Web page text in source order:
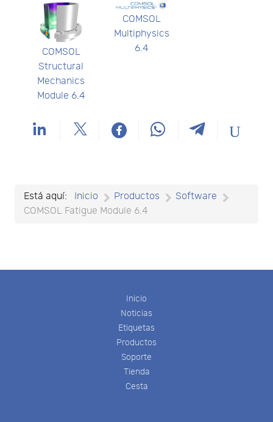
COMSOL
Structural
Mechanics
Module 6.4
COMSOL
Multiphysics
6.4
Está aquí: Inicio Productos
Software
COMSOL Fatigue Module 6.4
Inicio
Noticias
Etiquetas
Productos
Soporte
Tienda
Cesta